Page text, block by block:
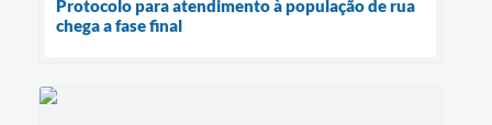
Protocolo para atendimento à população de rua
chega a fase final